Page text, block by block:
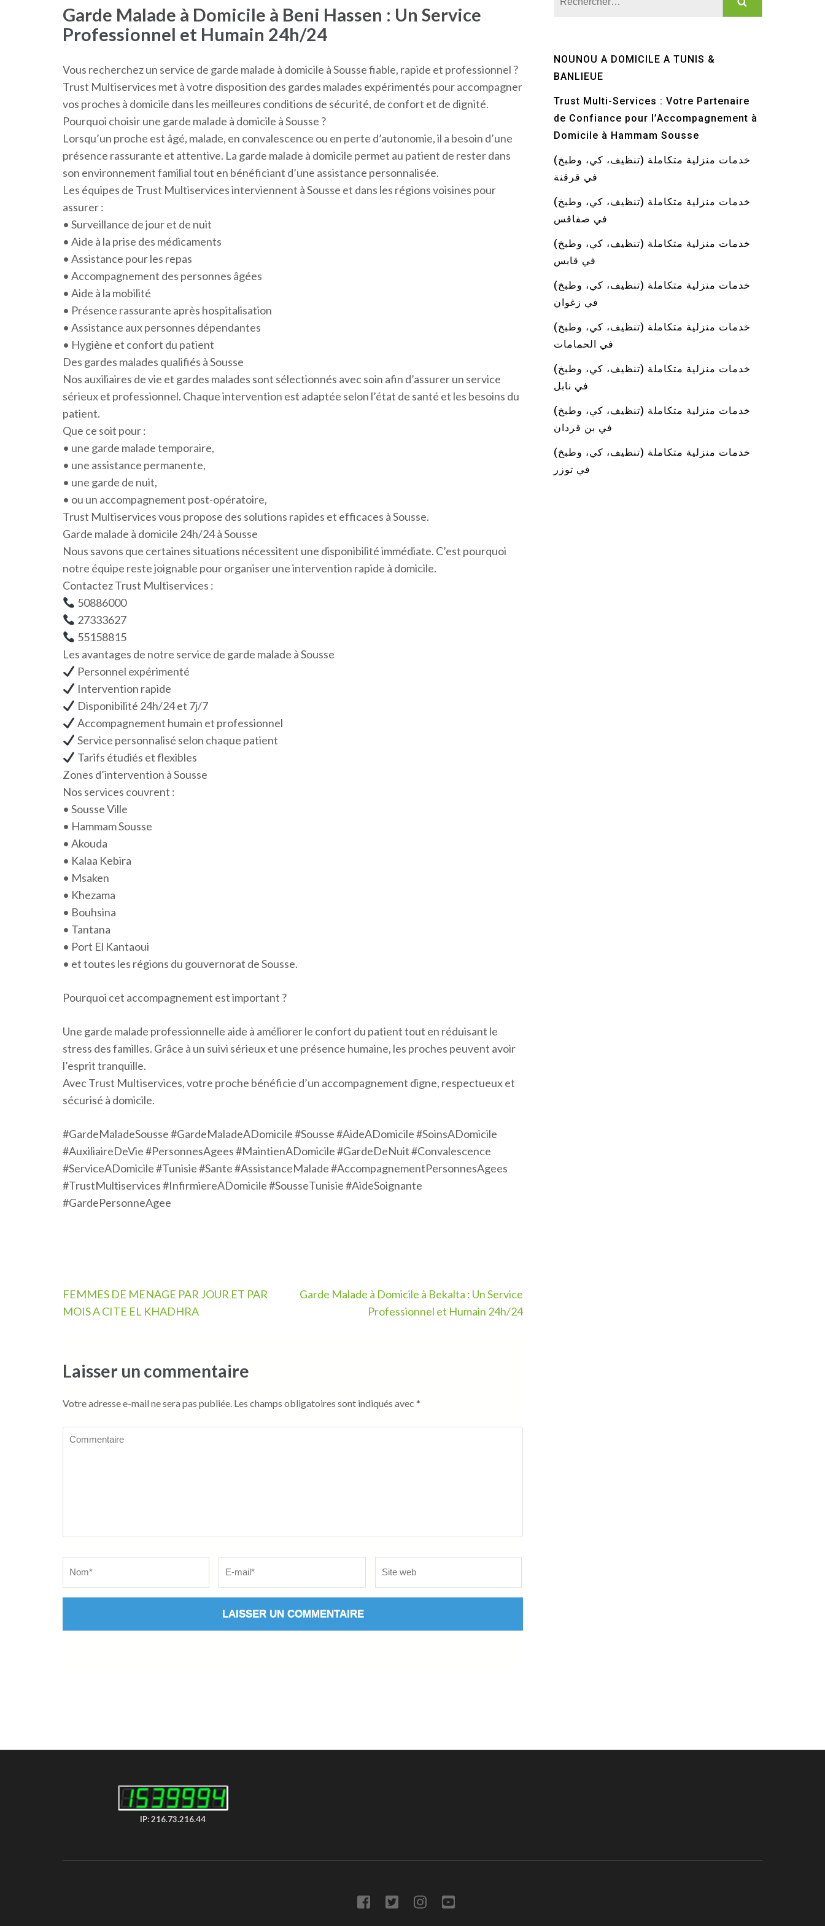
Garde Malade à Domicile à Beni Hassen : Un Service
Professionnel et Humain 24h/24
Vous recherchez un service de garde malade à domicile à Sousse fiable, rapide et professionnel ?
Trust Multiservices met à votre disposition des gardes malades expérimentés pour accompagner
vos proches à domicile dans les meilleures conditions de sécurité, de confort et de dignité.
Pourquoi choisir une garde malade à domicile à Sousse ?
Lorsqu’un proche est âgé, malade, en convalescence ou en perte d’autonomie, il a besoin d’une
présence rassurante et attentive. La garde malade à domicile permet au patient de rester dans
son environnement familial tout en bénéficiant d’une assistance personnalisée.
Les équipes de Trust Multiservices interviennent à Sousse et dans les régions voisines pour
assurer :
• Surveillance de jour et de nuit
• Aide à la prise des médicaments
• Assistance pour les repas
• Accompagnement des personnes âgées
• Aide à la mobilité
• Présence rassurante après hospitalisation
• Assistance aux personnes dépendantes
• Hygiène et confort du patient
Des gardes malades qualifiés à Sousse
Nos auxiliaires de vie et gardes malades sont sélectionnés avec soin afin d’assurer un service
sérieux et professionnel. Chaque intervention est adaptée selon l’état de santé et les besoins du
patient.
Que ce soit pour :
• une garde malade temporaire,
• une assistance permanente,
• une garde de nuit,
• ou un accompagnement post-opératoire,
Trust Multiservices vous propose des solutions rapides et efficaces à Sousse.
Garde malade à domicile 24h/24 à Sousse
Nous savons que certaines situations nécessitent une disponibilité immédiate. C’est pourquoi
notre équipe reste joignable pour organiser une intervention rapide à domicile.
Contactez Trust Multiservices :
50886000
27333627
55158815
Les avantages de notre service de garde malade à Sousse
Personnel expérimenté
Intervention rapide
Disponibilité 24h/24 et 7j/7
Accompagnement humain et professionnel
Service personnalisé selon chaque patient
Tarifs étudiés et flexibles
Zones d’intervention à Sousse
Nos services couvrent :
• Sousse Ville
• Hammam Sousse
• Akouda
• Kalaa Kebira
• Msaken
• Khezama
• Bouhsina
• Tantana
• Port El Kantaoui
• et toutes les régions du gouvernorat de Sousse.
Pourquoi cet accompagnement est important ?
Une garde malade professionnelle aide à améliorer le confort du patient tout en réduisant le
stress des familles. Grâce à un suivi sérieux et une présence humaine, les proches peuvent avoir
l’esprit tranquille.
Avec Trust Multiservices, votre proche bénéficie d’un accompagnement digne, respectueux et
sécurisé à domicile.
#GardeMaladeSousse #GardeMaladeADomicile #Sousse #AideADomicile #SoinsADomicile
#AuxiliaireDeVie #PersonnesAgees #MaintienADomicile #GardeDeNuit #Convalescence
#ServiceADomicile #Tunisie #Sante #AssistanceMalade #AccompagnementPersonnesAgees
#TrustMultiservices #InfirmiereADomicile #SousseTunisie #AideSoignante
#GardePersonneAgee
Navigation
de
FEMMES DE MENAGE PAR JOUR ET PAR
MOIS A CITE EL KHADHRA
Garde Malade à Domicile à Bekalta : Un Service
Professionnel et Humain 24h/24
Laisser un commentaire
Votre adresse e-mail ne sera pas publiée. Les champs obligatoires sont indiqués avec *
Commentaire
NOUNOU A DOMICILE A TUNIS &
BANLIEUE
Trust Multi-Services : Votre Partenaire
de Confiance pour l’Accompagnement à
Domicile à Hammam Sousse
خدمات منزلية متكاملة (تنظيف، كي، وطبخ)
في قرقنة
خدمات منزلية متكاملة (تنظيف، كي، وطبخ)
في صفاقس
خدمات منزلية متكاملة (تنظيف، كي، وطبخ)
في قابس
خدمات منزلية متكاملة (تنظيف، كي، وطبخ)
في زغوان
خدمات منزلية متكاملة (تنظيف، كي، وطبخ)
في الحمامات
خدمات منزلية متكاملة (تنظيف، كي، وطبخ)
في نابل
خدمات منزلية متكاملة (تنظيف، كي، وطبخ)
في بن قردان
خدمات منزلية متكاملة (تنظيف، كي، وطبخ)
في توزر
IP: 216.73.216.44